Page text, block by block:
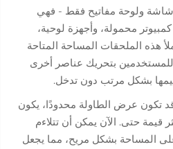
ولوحة مفاتيح فقط - فهي
محمولة، وأجهزة لوحية،
هذه الملحقات المساحة المتاحة
بتحريك عناصر أخرى
بشكل مرتب دون تدخل.
تكون عرض الطاولة محدودًا، يكون
قيمة حتى. الآن يمكن أن تتلاءم
المساحة بشكل مريح، مما يجعل